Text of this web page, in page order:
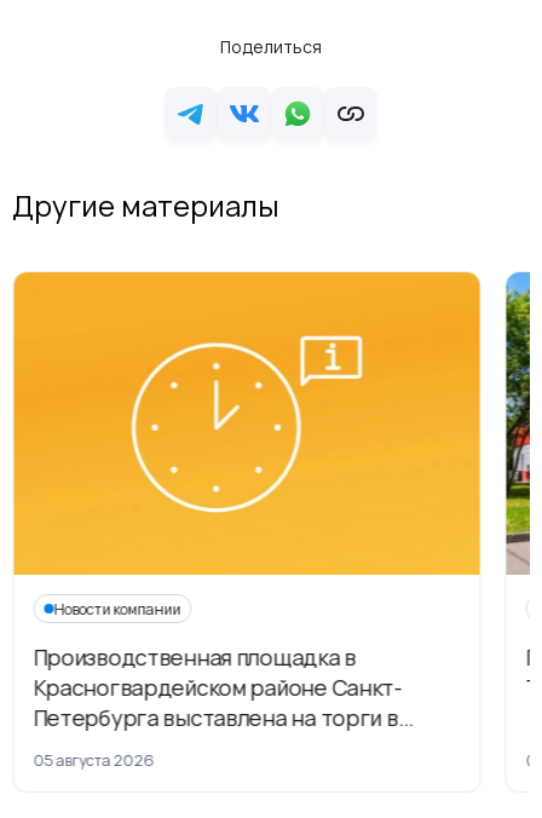
Поделиться
Другие материалы
Новости компании
Производственная площадка в
Красногвардейском районе Санкт-
Петербурга выставлена на торги в
рамках приватизации
05 августа 2026